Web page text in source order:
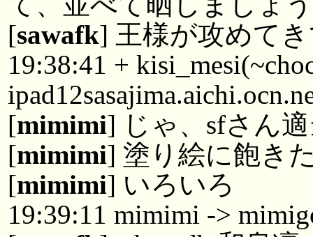
[sawafk] 王様が攻めて
19:38:41 +
[mimimi] じゃ、sfさん
[mimimi] 塗り絵に飽き
[mimimi] いろいろ
19:39:11 mimimi ->